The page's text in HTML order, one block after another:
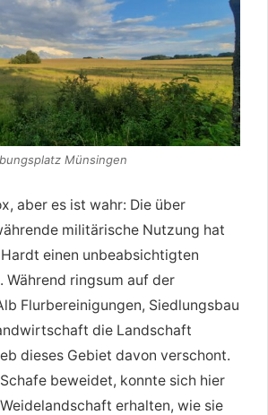
Münsingen
aber es ist wahr: Die über
militärische Nutzung hat
einen unbeabsichtigten
Während ringsum auf der
Flurbereinigungen, Siedlungsbau
die Landschaft
dieses Gebiet davon verschont.
beweidet, konnte sich hier
erhalten, wie sie